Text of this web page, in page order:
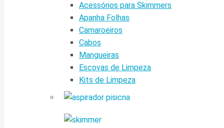
Acessórios para Skimmers
Apanha Folhas
Camaroeiros
Cabos
Mangueiras
Escovas de Limpeza
Kits de Limpeza